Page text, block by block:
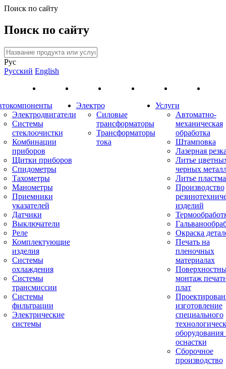
Поиск по сайту
Поиск по сайту
Рус
Русский English
Электродвигатели
Системы
стеклоочистки
Комбинации
приборов
Щитки приборов
Спидометры
Тахометры
Манометры
Приемники
указателей
Датчики
Выключатели
Реле
Комплектующие
изделия
Системы
охлаждения
Системы
трансмиссии
Системы
фильтрации
Электрические
системы
Электро
Силовые
трансформаторы
Трансформаторы
тока
Услуги
Автоматно-
механическая
обработка
Штамповка
Лазерная
Литье
черных
Литье
Производство
изделий
Окраска
Печать на
пленочных
материалах
монтаж
плат
изготовление
специального
оборудования
оснастки
Сборочное
производство